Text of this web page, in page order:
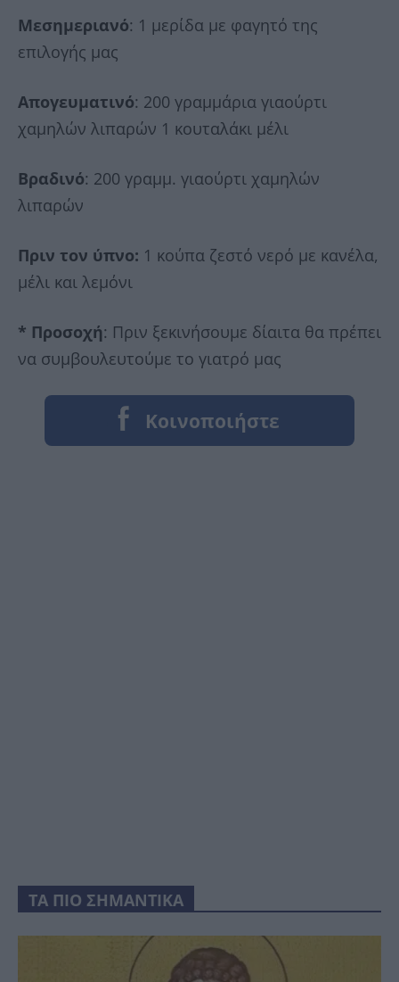
Μεσημεριανό: 1 μερίδα με φαγητό της
επιλογής μας
Απογευματινό: 200 γραμμάρια γιαούρτι
χαμηλών λιπαρών 1 κουταλάκι μέλι
Βραδινό: 200 γραμμ. γιαούρτι χαμηλών
λιπαρών
Πριν τον ύπνο: 1 κούπα ζεστό νερό με κανέλα,
μέλι και λεμόνι
* Προσοχή: Πριν ξεκινήσουμε δίαιτα θα πρέπει
να συμβουλευτούμε το γιατρό μας
ΤΑ ΠΙΟ ΣΗΜΑΝΤΙΚΑ